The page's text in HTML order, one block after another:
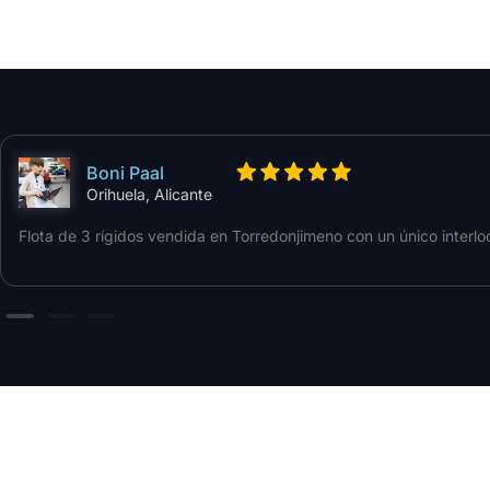
Boni Paal
Orihuela, Alicante
Flota de 3 rígidos vendida en Torredonjimeno con un único